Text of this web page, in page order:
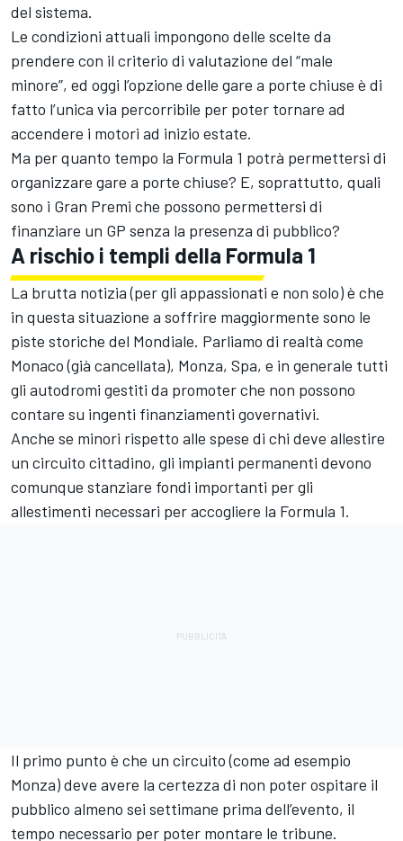
del sistema.
Le condizioni attuali impongono delle scelte da
prendere con il criterio di valutazione del “male
minore”, ed oggi l’opzione delle gare a porte chiuse è di
fatto l’unica via percorribile per poter tornare ad
accendere i motori ad inizio estate.
Ma per quanto tempo la Formula 1 potrà permettersi di
organizzare gare a porte chiuse? E, soprattutto, quali
sono i Gran Premi che possono permettersi di
finanziare un GP senza la presenza di pubblico?
A rischio i templi della Formula 1
La brutta notizia (per gli appassionati e non solo) è che
in questa situazione a soffrire maggiormente sono le
piste storiche del Mondiale. Parliamo di realtà come
Monaco (già cancellata), Monza, Spa, e in generale tutti
gli autodromi gestiti da promoter che non possono
contare su ingenti finanziamenti governativi.
Anche se minori rispetto alle spese di chi deve allestire
un circuito cittadino, gli impianti permanenti devono
comunque stanziare fondi importanti per gli
allestimenti necessari per accogliere la Formula 1.
Il primo punto è che un circuito (come ad esempio
Monza) deve avere la certezza di non poter ospitare il
pubblico almeno sei settimane prima dell’evento, il
tempo necessario per poter montare le tribune.